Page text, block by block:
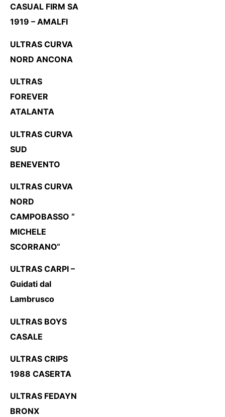
CASUAL FIRM SA
1919 – AMALFI
ULTRAS CURVA
NORD ANCONA
ULTRAS
FOREVER
ATALANTA
ULTRAS CURVA
SUD
BENEVENTO
ULTRAS CURVA
NORD
CAMPOBASSO “
MICHELE
SCORRANO“
ULTRAS CARPI –
Guidati dal
Lambrusco
ULTRAS BOYS
CASALE
ULTRAS CRIPS
1988 CASERTA
ULTRAS FEDAYN
BRONX